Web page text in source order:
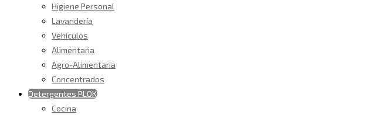
Higiene Personal
Lavandería
Vehículos
Alimentaria
Agro-Alimentaria
Concentrados
Detergentes PLOK
Cocina